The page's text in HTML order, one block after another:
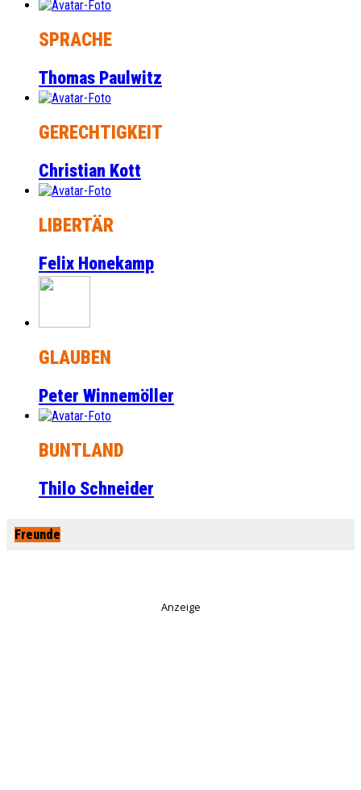
SPRACHE
Thomas Paulwitz
GERECHTIGKEIT
Christian Kott
LIBERTÄR
Felix Honekamp
GLAUBEN
Peter Winnemöller
BUNTLAND
Thilo Schneider
Freunde
Anzeige